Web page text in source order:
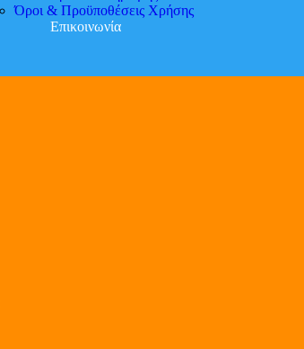
Όροι & Προϋποθέσεις Χρήσης
Επικοινωνία